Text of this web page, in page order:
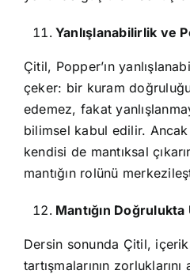
Yanlışlanabilirlik ve
Çitil, Popper’ın
çeker: bir kuram
edemez, fakat
bilimsel kabul edilir.
kendisi de mantıksal
mantığın rolünü
Mantığın
Dersin sonunda Çitil,
tartışmalarının